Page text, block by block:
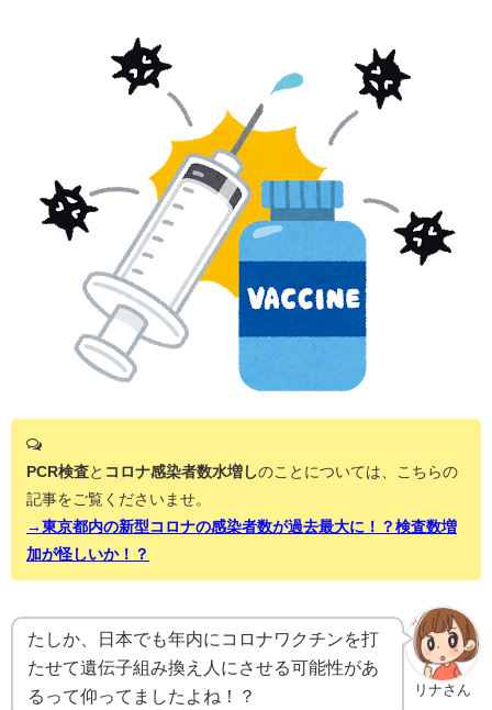
PCR検査と コロナ感染者数水増しのことについては、こちらの
記事をご覧くださいませ。
→東京都内の新型コロナの感染者数が過去最大に！？検査数増
加が怪しいか！？
リナさん
たしか、日本でも年内にコロナワクチンを打
たせて遺伝子組み換え人にさせる可能性があ
るって仰ってましたよね！？